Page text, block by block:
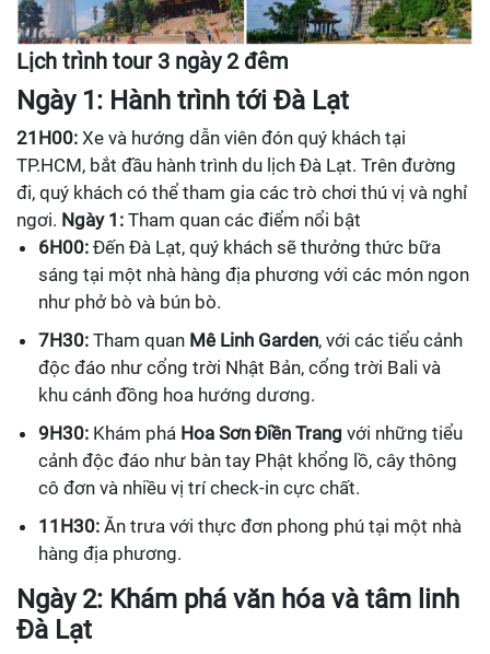
Lịch trình tour 3 ngày 2 đêm
Ngày 1: Hành trình tới Đà Lạt
21H00: Xe và hướng dẫn viên đón quý khách tại
TP.HCM, bắt đầu hành trình du lịch Đà Lạt. Trên đường
đi, quý khách có thể tham gia các trò chơi thú vị và nghỉ
ngơi. Ngày 1: Tham quan các điểm nổi bật
6H00: Đến Đà Lạt, quý khách sẽ thưởng thức bữa
sáng tại một nhà hàng địa phương với các món ngon
như phở bò và bún bò.
7H30: Tham quan Mê Linh Garden, với các tiểu cảnh
độc đáo như cổng trời Nhật Bản, cổng trời Bali và
khu cánh đồng hoa hướng dương.
9H30: Khám phá Hoa Sơn Điền Trang với những tiểu
cảnh độc đáo như bàn tay Phật khổng lồ, cây thông
cô đơn và nhiều vị trí check-in cực chất.
11H30: Ăn trưa với thực đơn phong phú tại một nhà
hàng địa phương.
Ngày 2: Khám phá văn hóa và tâm linh
Đà Lạt